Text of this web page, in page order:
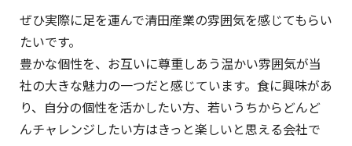
ぜひ実際に足を運んで清田産業の雰囲気を感じてもらい
たいです。
豊かな個性を、お互いに尊重しあう温かい雰囲気が当
社の大きな魅力の一つだと感じています。食に興味があ
り、自分の個性を活かしたい方、若いうちからどんど
んチャレンジしたい方はきっと楽しいと思える会社で